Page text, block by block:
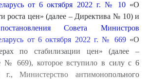
от 6 октября 2022 г. № 10«О
роста цен» (далее – Директива № 10) и
постановления Совета Министров
от 6 октября 2022 г. № 669«О
по стабилизации цен» (далее –
№ 669), которое вступило в силу с 6
г., Министерство антимонопольного